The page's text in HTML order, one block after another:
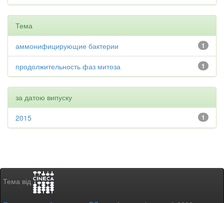
Тема
1
аммонифицирующие бактерии
1
продолжительность фаз митоза
за датою випуску
1
2015
Тема від